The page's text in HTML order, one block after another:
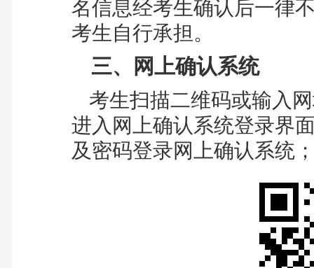
名信息经考生确认后一律
考生自行承担。
三、网上确认系统
考生扫描二维码或输入
进入网上确认系统登录界
及密码登录网上确认系统